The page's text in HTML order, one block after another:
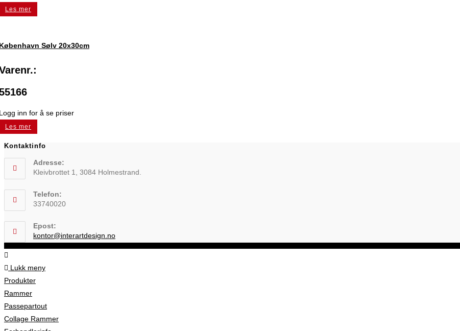
Les mer
Sølv 20x30cm
inn for å se priser
Les mer
Kontaktinfo
Adresse:
Kleivbrottet 1, 3084 Holmestrand.
Telefon:
33740020
Epost:
kontor@interartdesign.noOpens
in
Lukk meny
Produkter
Rammer
Passepartout
Collage Rammer